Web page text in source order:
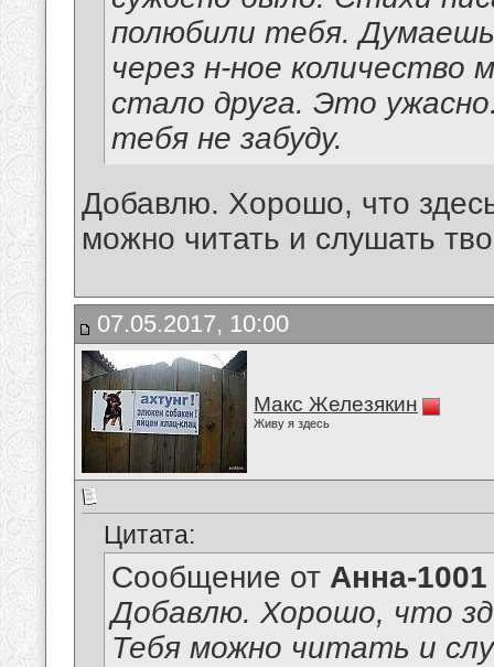
полюбили тебя.
через н-ное количество
стало друга. Это
тебя не забуду.
Добавлю. Хорошо, что
можно читать и слушать
07.05.2017, 10:00
Макс Железякин
Живу я здесь
Цитата:
Сообщение от Анна-1001
Добавлю. Хорошо, что
Тебя можно читать и